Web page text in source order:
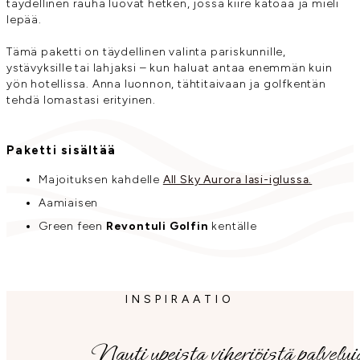
täydellinen rauha luovat hetken, jossa kiire katoaa ja mieli
lepää.
Tämä paketti on täydellinen valinta pariskunnille,
ystävyksille tai lahjaksi – kun haluat antaa enemmän kuin
yön hotellissa. Anna luonnon, tähtitaivaan ja golfkentän
tehdä lomastasi erityinen.
Paketti sisältää
Majoituksen kahdelle All Sky Aurora lasi-iglussa.
Aamiaisen
Green feen Revontuli Golfin kentälle
INSPIRAATIO